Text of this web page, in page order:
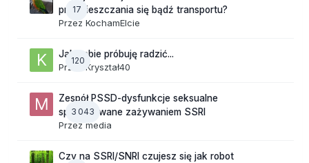
17
przemieszczania się bądź transportu?
Przez KochamElcie
120
Jak sobie próbuję radzić...
Przez Kryształ40
3 043
Zespół PSSD-dysfunkcje seksualne
spowodowane zażywaniem SSRI
Przez media
Czy na SSRI/SNRI czujesz się jak robot